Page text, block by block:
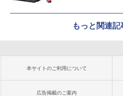
もっと関連記
本サイトのご利用について
広告掲載のご案内